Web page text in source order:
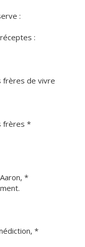
:
:
frères de vivre
frères *
*
*